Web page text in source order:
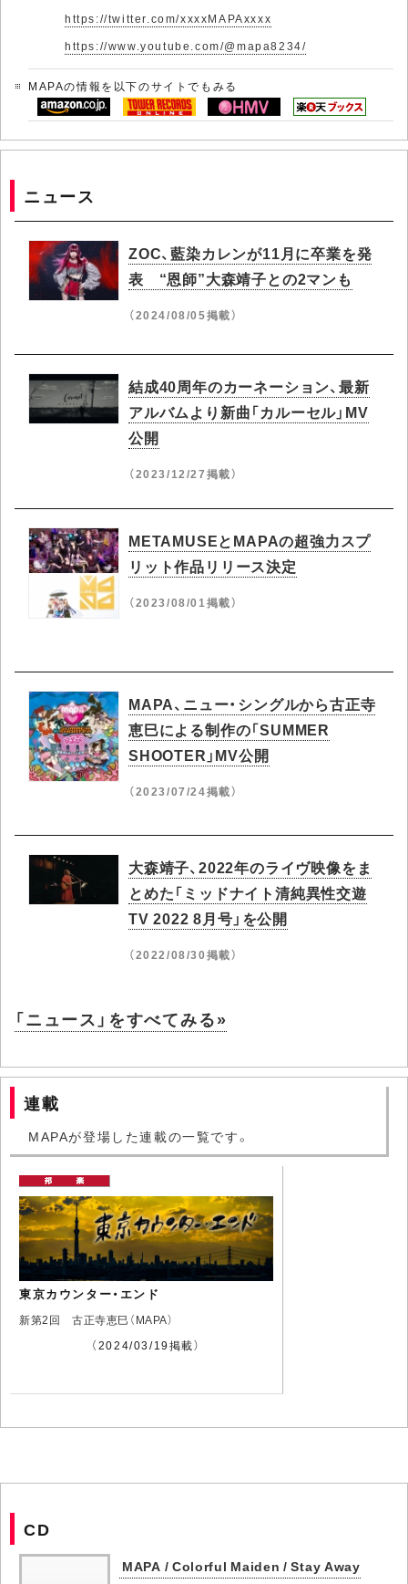
https://twitter.com/xxxxMAPAxxxx
https://www.youtube.com/@mapa8234/
MAPAの情報を以下のサイトでもみる
ニュース
ZOC、藍染カレンが11月に卒業を発
表 “恩師”大森靖子との2マンも
（2024/08/05掲載）
結成40周年のカーネーション、最新
アルバムより新曲「カルーセル」MV
公開
（2023/12/27掲載）
METAMUSEとMAPAの超強力スプ
リット作品リリース決定
（2023/08/01掲載）
MAPA、ニュー・シングルから古正寺
恵巳による制作の「SUMMER
SHOOTER」MV公開
（2023/07/24掲載）
大森靖子、2022年のライヴ映像をま
とめた「ミッドナイト清純異性交遊
TV 2022 8月号」を公開
（2022/08/30掲載）
「ニュース」をすべてみる»
連載
MAPAが登場した連載の一覧です。
東京カウンター・エンド
新第2回 古正寺恵巳（MAPA）
（2024/03/19掲載）
CD
MAPA / Colorful Maiden / Stay Away